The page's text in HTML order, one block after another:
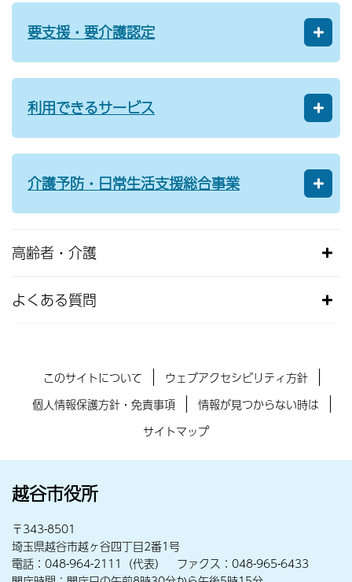
要支援・要介護認定
利用できるサービス
介護予防・日常生活支援総合事業
高齢者・介護
よくある質問
このサイトについて
ウェブアクセシビリティ方針
個人情報保護方針・免責事項
情報が見つからない時は
サイトマップ
越谷市役所
〒343-8501
埼玉県越谷市越ヶ谷四丁目2番1号
電話：048-964-2111（代表） ファクス：048-965-6433